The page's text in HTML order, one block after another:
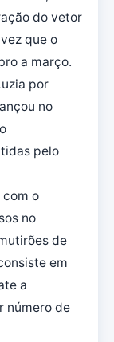
do vetor
que o
a março.
por
no
pelo
com o
no
de
em
a
número de